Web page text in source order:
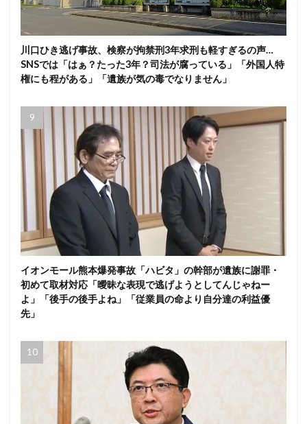
川口ひき逃げ事故、検察が拘禁刑3年求刑も軽すぎるの声…
SNSでは「はぁ？たった3年？司法が腐っている」「外国人特
権にも程がある」「遺族が気の毒でなりません」
イオンモール熊本爆発事故「ハビタ」の幹部が遺族に謝罪・
初めて取材対応「曖昧な表現で逃げようとしてんじゃねー
よ」「後手の後手よね」「従業員の命より自分達の利益優
先」